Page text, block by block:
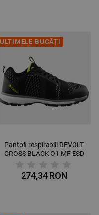
ULTIMELE BUCĂȚI
Pantofi respirabili REVOLT
CROSS BLACK O1 MF ESD
274,34 RON